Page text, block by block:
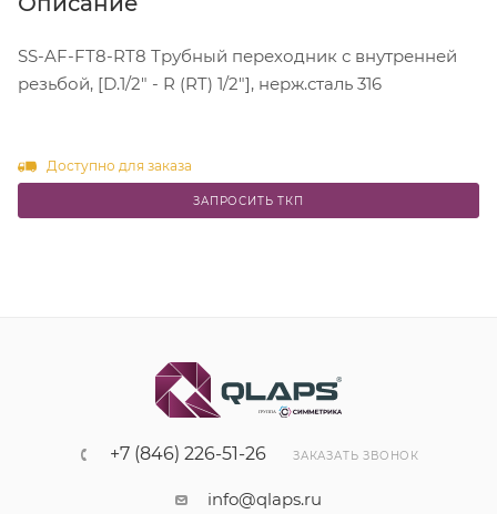
SS-AF-FT8-RT8 Трубный переходник с внутренней
резьбой, [D.1/2" - R (RT) 1/2"], нерж.сталь 316
Доступно для заказа
ЗАПРОСИТЬ ТКП
+7 (846) 226-51-26 ЗАКАЗАТЬ ЗВОНОК
info@qlaps.ru